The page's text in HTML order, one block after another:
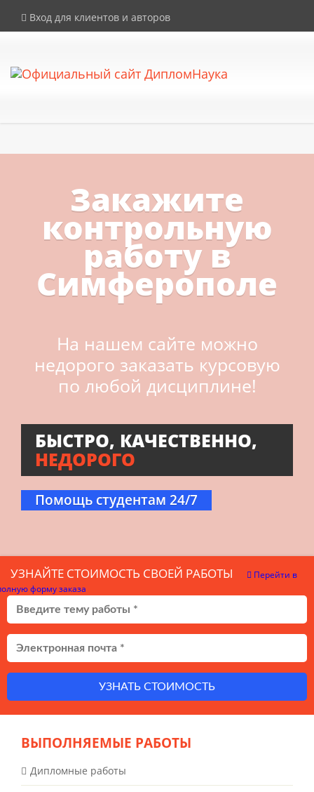
иные документы об образовании. Все услуги на сайте
Вход для клиентов и авторов
Закажите
контрольную
работу в
Симферополе
На нашем сайте можно
недорого заказать курсовую
по любой дисциплине!
БЫСТРО, КАЧЕСТВЕННО,
НЕДОРОГО
Помощь студентам 24/7
УЗНАЙТЕ СТОИМОСТЬ СВОЕЙ РАБОТЫ
Перейти в
форму заказа
УЗНАТЬ СТОИМОСТЬ
ВЫПОЛНЯЕМЫЕ РАБОТЫ
Дипломные работы